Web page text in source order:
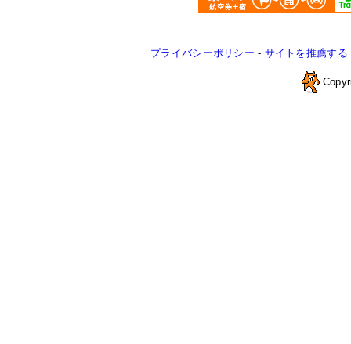
プライバシーポリシー - サイトを推薦する